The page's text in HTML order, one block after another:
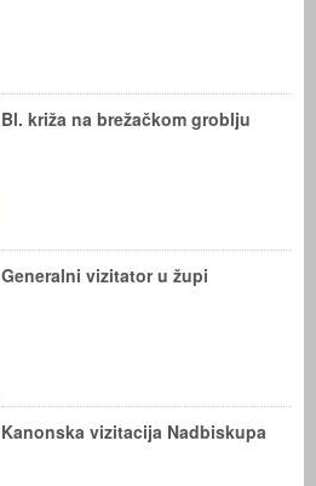
Bl. križa na brežačkom groblju
Generalni vizitator u župi
Kanonska vizitacija Nadbiskupa